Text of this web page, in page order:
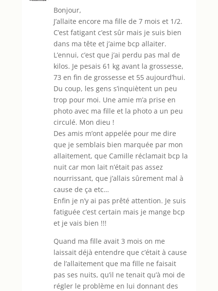
Bonjour,
J’allaite encore ma fille de 7 mois et 1/2.
C’est fatigant c’est sûr mais je suis bien
dans ma tête et j’aime bcp allaiter.
L’ennui, c’est que j’ai perdu pas mal de
kilos. Je pesais 61 kg avant la grossesse,
73 en fin de grossesse et 55 aujourd’hui.
Du coup, les gens s’inquiètent un peu
trop pour moi. Une amie m’a prise en
photo avec ma fille et la photo a un peu
circulé. Mon dieu !
Des amis m’ont appelée pour me dire
que je semblais bien marquée par mon
allaitement, que Camille réclamait bcp la
nuit car mon lait n’était pas assez
nourrissant, que j’allais sûrement mal à
cause de ça etc…
Enfin je n’y ai pas prêté attention. Je suis
fatiguée c’est certain mais je mange bcp
et je vais bien !!!
Quand ma fille avait 3 mois on me
laissait déjà entendre que c’était à cause
de l’allaitement que ma fille ne faisait
pas ses nuits, qu’il ne tenait qu’à moi de
régler le problème en lui donnant des